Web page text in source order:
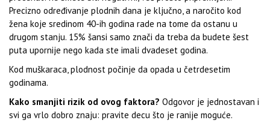
Precizno određivanje plodnih dana je ključno, a naročito kod
žena koje sredinom 40-ih godina rade na tome da ostanu u
drugom stanju. 15% šansi samo znači da treba da budete šest
puta upornije nego kada ste imali dvadeset godina.
Kod muškaraca, plodnost počinje da opada u četrdesetim
godinama.
Kako smanjiti rizik od ovog faktora? Odgovor je jednostavan i
svi ga vrlo dobro znaju: pravite decu što je ranije moguće.